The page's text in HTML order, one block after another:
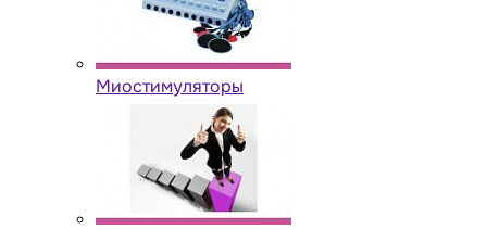
Миостимуляторы